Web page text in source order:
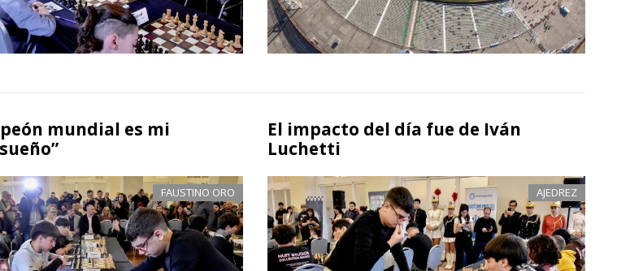
mundial es mi
FAUSTINO ORO
El impacto del día fue de Iván
Luchetti
AJEDREZ